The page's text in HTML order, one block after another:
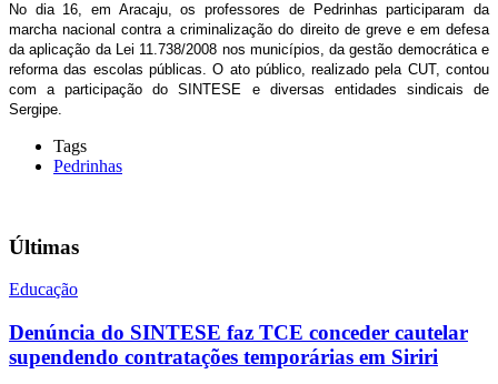
No dia 16, em Aracaju, os professores de Pedrinhas participaram da
marcha nacional contra a criminalização do direito de greve e em defesa
da aplicação da Lei 11.738/2008 nos municípios, da gestão democrática e
reforma das escolas públicas. O ato público, realizado pela CUT, contou
com a participação do SINTESE e diversas entidades sindicais de
Sergipe.
Tags
Pedrinhas
Últimas
Educação
Denúncia do SINTESE faz TCE conceder cautelar
supendendo contratações temporárias em Siriri